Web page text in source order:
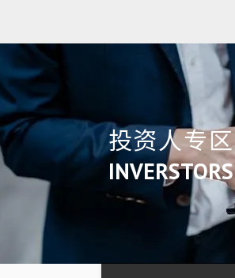
投资人专区
INVERSTORS